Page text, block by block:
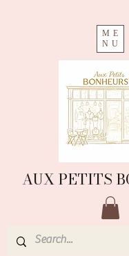
ME
NU
AUX PETITS